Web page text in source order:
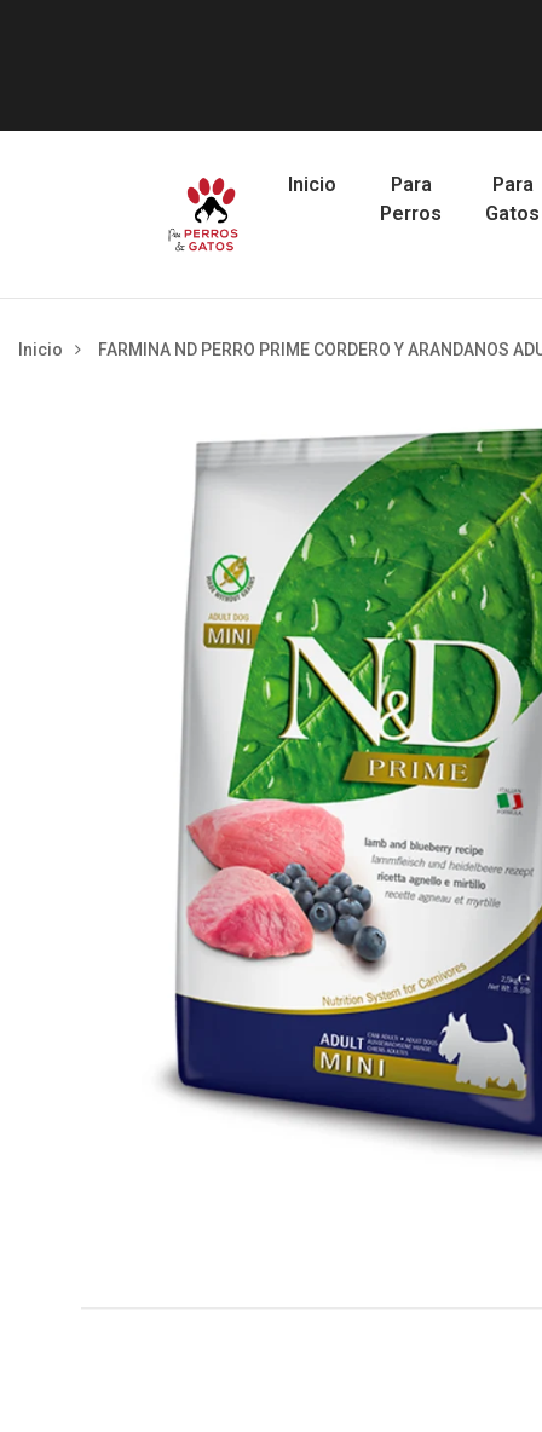
Inicio
Para
Perros
Para
Gatos
Inicio FARMINA ND PERRO PRIME CORDERO Y ARANDANOS